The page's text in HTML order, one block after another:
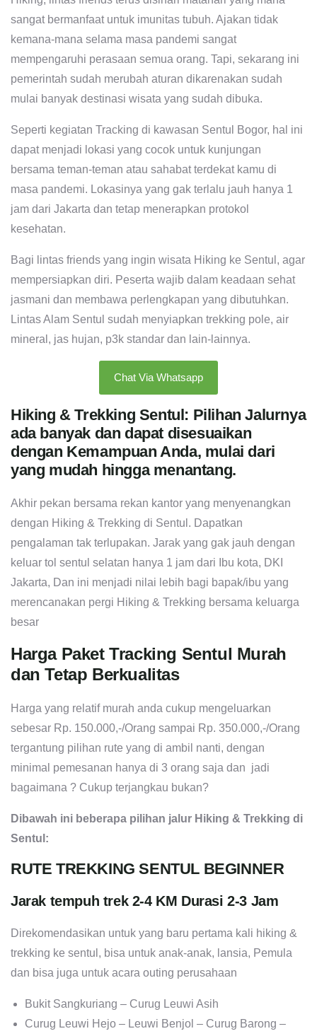
sangat bermanfaat untuk imunitas tubuh. Ajakan tidak
kemana-mana selama masa pandemi sangat
mempengaruhi perasaan semua orang. Tapi, sekarang ini
pemerintah sudah merubah aturan dikarenakan sudah
mulai banyak destinasi wisata yang sudah dibuka.
Seperti kegiatan Tracking di kawasan Sentul Bogor, hal ini
dapat menjadi lokasi yang cocok untuk kunjungan
bersama teman-teman atau sahabat terdekat kamu di
masa pandemi. Lokasinya yang gak terlalu jauh hanya 1
jam dari Jakarta dan tetap menerapkan protokol
kesehatan.
Bagi lintas friends yang ingin wisata Hiking ke Sentul, agar
mempersiapkan diri. Peserta wajib dalam keadaan sehat
jasmani dan membawa perlengkapan yang dibutuhkan.
Lintas Alam Sentul sudah menyiapkan trekking pole, air
mineral, jas hujan, p3k standar dan lain-lainnya.
Chat Via Whatsapp
Hiking & Trekking Sentul: Pilihan Jalurnya
ada banyak dan dapat disesuaikan
dengan Kemampuan Anda, mulai dari
yang mudah hingga menantang.
Akhir pekan bersama rekan kantor yang menyenangkan
dengan Hiking & Trekking di Sentul. Dapatkan
pengalaman tak terlupakan. Jarak yang gak jauh dengan
keluar tol sentul selatan hanya 1 jam dari Ibu kota, DKI
Jakarta, Dan ini menjadi nilai lebih bagi bapak/ibu yang
merencanakan pergi Hiking & Trekking bersama keluarga
besar
Harga Paket Tracking Sentul Murah
dan Tetap Berkualitas
Harga yang relatif murah anda cukup mengeluarkan
sebesar Rp. 150.000,-/Orang sampai Rp. 350.000,-/Orang
tergantung pilihan rute yang di ambil nanti, dengan
minimal pemesanan hanya di 3 orang saja dan jadi
bagaimana ? Cukup terjangkau bukan?
Dibawah ini beberapa pilihan jalur Hiking & Trekking di
Sentul:
RUTE TREKKING SENTUL BEGINNER
Jarak tempuh trek 2-4 KM Durasi 2-3 Jam
Direkomendasikan untuk yang baru pertama kali hiking &
trekking ke sentul, bisa untuk anak-anak, lansia, Pemula
dan bisa juga untuk acara outing perusahaan
Bukit Sangkuriang – Curug Leuwi Asih
Curug Leuwi Hejo – Leuwi Benjol – Curug Barong –